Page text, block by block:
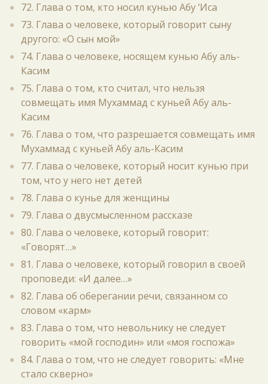
72. Глава о том, кто носил кунью Абу ‘Иса
73. Глава о человеке, который говорит сыну
другого: «О сын мой»
74. Глава о человеке, носящем кунью Абу аль-
Касим
75. Глава о том, кто считал, что нельзя
совмещать имя Мухаммад с куньей Абу аль-
Касим
76. Глава о том, что разрешается совмещать имя
Мухаммад с куньей Абу аль-Касим
77. Глава о человеке, который носит кунью при
том, что у него нет детей
78. Глава о кунье для женщины
79. Глава о двусмысленном рассказе
80. Глава о человеке, который говорит:
«Говорят…»
81. Глава о человеке, который говорил в своей
проповеди: «И далее…»
82. Глава об оберегании речи, связанном со
словом «карм»
83. Глава о том, что невольнику не следует
говорить «мой господин» или «моя госпожа»
84. Глава о том, что не следует говорить: «Мне
стало скверно»